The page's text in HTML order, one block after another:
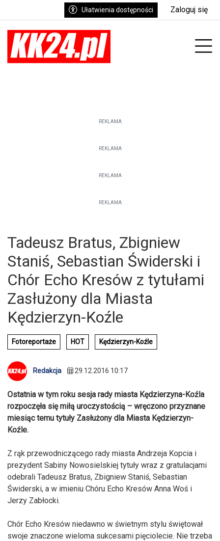
Ułatwienia dostępności Zaloguj się
REKLAMA
REKLAMA
REKLAMA
REKLAMA
Tadeusz Bratus, Zbigniew
Staniś, Sebastian Świderski i
Chór Echo Kresów z tytułami
Zasłużony dla Miasta
Kędzierzyn-Koźle
Fotoreportaże HOT Kędzierzyn-Koźle
Redakcja 29.12.2016 10:17
Ostatnia w tym roku sesja rady miasta Kędzierzyna-Koźla
rozpoczęła się miłą uroczystością – wręczono przyznane
miesiąc temu tytuły Zasłużony dla Miasta Kędzierzyn-
Koźle.
Z rąk przewodniczącego rady miasta Andrzeja Kopcia i
prezydent Sabiny Nowosielskiej tytuły wraz z gratulacjami
odebrali Tadeusz Bratus, Zbigniew Staniś, Sebastian
Świderski, a w imieniu Chóru Echo Kresów Anna Woś i
Jerzy Zabłocki.
Chór Echo Kresów niedawno w świetnym stylu świętował
swoje znaczone wieloma sukcesami pięciolecie. Nie trzeba